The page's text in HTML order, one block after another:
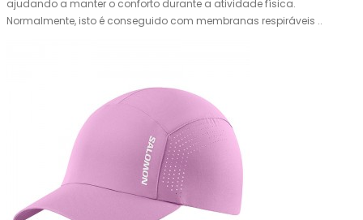
ajudando a manter o conforto durante a atividade física.
Normalmente, isto é conseguido com membranas respiráveis ..